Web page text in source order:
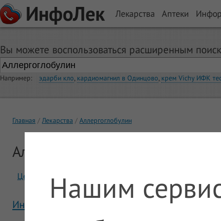
ИнфоЛек Лекарства Аптеки
Вы можете воспользоваться расширенным
Например: эдарби кло, кардиомагнил в Одинцово, крем Vichy ИФК
Главная Лекарства Аллергоглобулин
Аллергоглобулин
Цены Отзывы
Инструкция Аллергоглобулин
Нашим